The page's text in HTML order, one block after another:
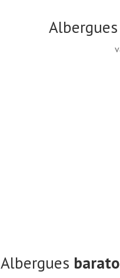
Albergues
Albergues